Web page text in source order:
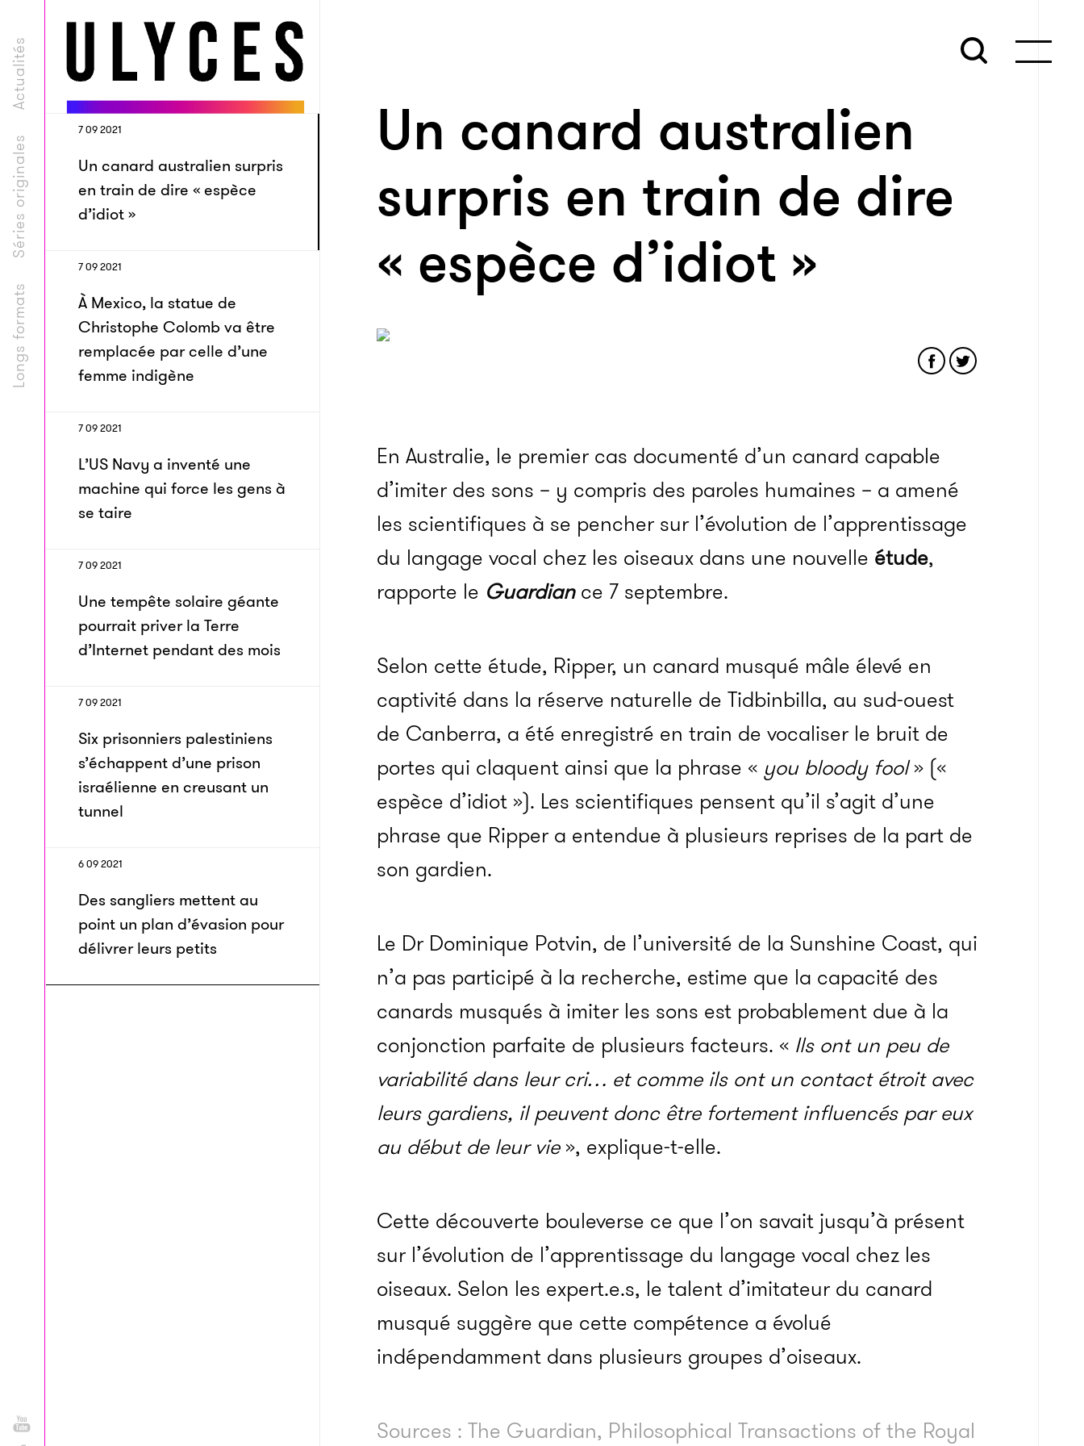
Longs formats
Séries originales
Actualités
7 09 2021
Un canard australien surpris
en train de dire « espèce
d’idiot »
7 09 2021
À Mexico, la statue de
Christophe Colomb va être
remplacée par celle d’une
femme indigène
7 09 2021
L’US Navy a inventé une
machine qui force les gens à
se taire
7 09 2021
Une tempête solaire géante
pourrait priver la Terre
d’Internet pendant des mois
7 09 2021
Six prisonniers palestiniens
s’échappent d’une prison
israélienne en creusant un
tunnel
6 09 2021
Des sangliers mettent au
point un plan d’évasion pour
délivrer leurs petits
Un canard australien
surpris en train de dire
« espèce d’idiot »
En Australie, le premier cas documenté d’un canard capable
d’imiter des sons – y compris des paroles humaines – a amené
les scientifiques à se pencher sur l’évolution de l’apprentissage
du langage vocal chez les oiseaux dans une nouvelle étude,
rapporte le Guardiance 7 septembre.
Selon cette étude, Ripper, un canard musqué mâle élevé en
captivité dans la réserve naturelle de Tidbinbilla, au sud-ouest
de Canberra, a été enregistré en train de vocaliser le bruit de
portes qui claquent ainsi que la phrase « you bloody fool» («
espèce d’idiot »). Les scientifiques pensent qu’il s’agit d’une
phrase que Ripper a entendue à plusieurs reprises de la part de
son gardien.
Le Dr Dominique Potvin, de l’université de la Sunshine Coast, qui
n’a pas participé à la recherche, estime que la capacité des
canards musqués à imiter les sons est probablement due à la
conjonction parfaite de plusieurs facteurs. « Ils ont un peu de
variabilité dans leur cri… et comme ils ont un contact étroit avec
leurs gardiens, il peuvent donc être fortement influencés par eux
au début de leur vie», explique-t-elle.
Cette découverte bouleverse ce que l’on savait jusqu’à présent
sur l’évolution de l’apprentissage du langage vocal chez les
oiseaux. Selon les expert.e.s, le talent d’imitateur du canard
musqué suggère que cette compétence a évolué
indépendamment dans plusieurs groupes d’oiseaux.
Sources : The Guardian, Philosophical Transactions of the Royal